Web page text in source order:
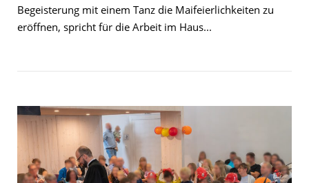
Begeisterung mit einem Tanz die Maifeierlichkeiten zu
eröffnen, spricht für die Arbeit im Haus...
Open post